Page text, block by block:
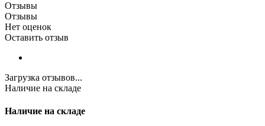
Отзывы
Отзывы
Нет оценок
Оставить отзыв
Загрузка отзывов...
Наличие на складе
Наличие на складе